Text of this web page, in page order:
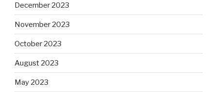
December 2023
November 2023
October 2023
August 2023
May 2023